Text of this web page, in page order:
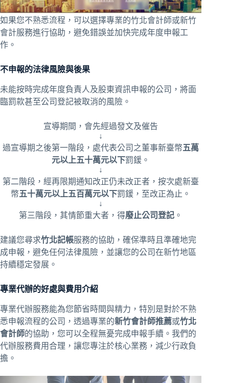
如果您不熟悉流程，可以選擇專業的竹北會計師或新竹
會計服務進行協助，避免錯誤並加快完成年度申報工
作。
不申報的法律風險與後果
未能按時完成年度負責人及股東資訊申報的公司，將面
臨罰款甚至公司登記被取消的風險。
宣導期間，會先經過發文及催告
↓
過宣導期之後第一階段，處代表公司之董事新臺幣五萬
元以上五十萬元以下罰鍰。
↓
第二階段，經再限期通知改正仍未改正者，按次處新臺
幣五十萬元以上五百萬元以下罰鍰，至改正為止。
↓
第三階段，其情節重大者，得廢止公司登記 。
建議您尋求竹北記帳服務的協助，確保準時且準確地完
成申報，避免任何法律風險，並讓您的公司在新竹地區
持續穩定發展。
專業代辦的好處與費用介紹
專業代辦服務能為您節省時間與精力，特別是對於不熟
悉申報流程的公司，透過專業的新竹會計師推薦或竹北
會計師的協助，您可以全程無憂完成申報手續。我們的
代辦服務費用合理，讓您專注於核心業務，減少行政負
擔。